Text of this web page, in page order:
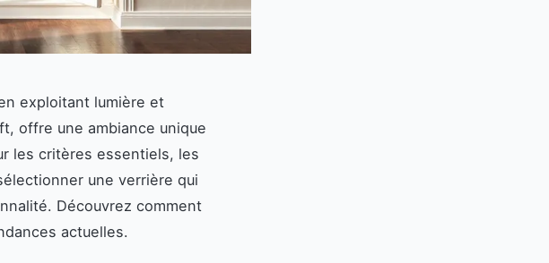
exploitant lumière et
offre une ambiance unique
les critères essentiels, les
une verrière qui
Découvrez comment
actuelles.